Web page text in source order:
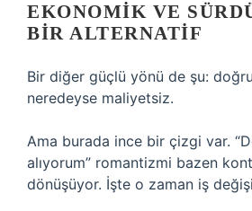
EKONOMIK VE
BIR ALTERNATIF
Bir diğer güçlü yönü de şu: doğru
neredeyse maliyetsiz.
Ama burada ince bir çizgi var.
alıyorum” romantizmi bazen
dönüşüyor. İşte o zaman iş